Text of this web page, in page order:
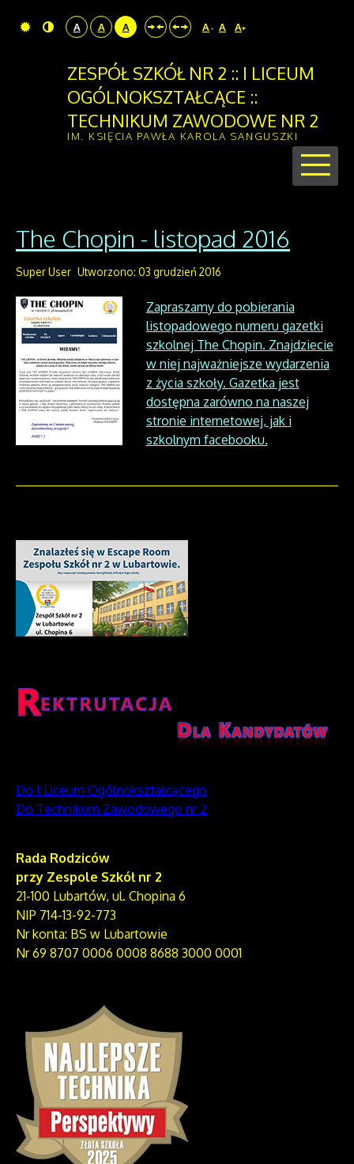
A A A A- A A+
ZESPÓŁ SZKÓŁ NR 2 :: I LICEUM
OGÓLNOKSZTAŁCĄCE ::
TECHNIKUM ZAWODOWE NR 2
IM. KSIĘCIA PAWŁA KAROLA SANGUSZKI
The Chopin - listopad 2016
Super User Utworzono: 03 grudzień 2016
Zapraszamy do pobierania
listopadowego numeru gazetki
szkolnej The Chopin. Znajdziecie
w niej najważniejsze wydarzenia
z życia szkoły. Gazetka jest
dostępna zarówno na naszej
stronie internetowej, jak i
szkolnym facebooku.
Do I Liceum Ogólnokształcącego
Do Technikum Zawodowego nr 2
Rada Rodziców
przy Zespole Szkół nr 2
21-100 Lubartów, ul. Chopina 6
NIP 714-13-92-773
Nr konta: BS w Lubartowie
Nr 69 8707 0006 0008 8688 3000 0001